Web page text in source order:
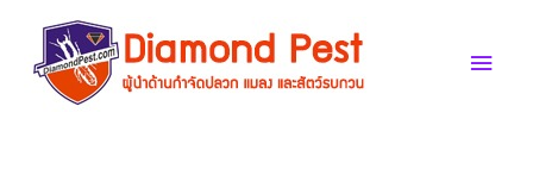
content
Main